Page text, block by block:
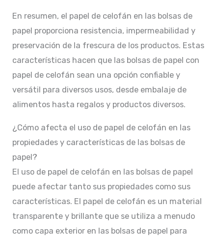
En resumen, el papel de celofán en las bolsas de
papel proporciona resistencia, impermeabilidad y
preservación de la frescura de los productos. Estas
características hacen que las bolsas de papel con
papel de celofán sean una opción confiable y
versátil para diversos usos, desde embalaje de
alimentos hasta regalos y productos diversos.
¿Cómo afecta el uso de papel de celofán en las
propiedades y características de las bolsas de
papel?
El uso de papel de celofán en las bolsas de papel
puede afectar tanto sus propiedades como sus
características. El papel de celofán es un material
transparente y brillante que se utiliza a menudo
como capa exterior en las bolsas de papel para